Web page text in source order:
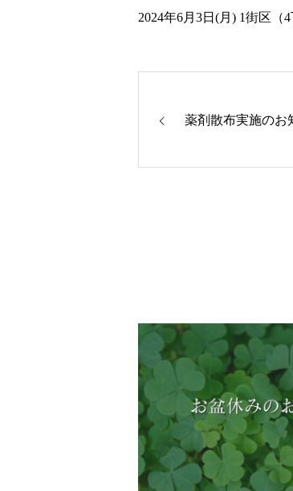
2024年6月3日(月) 1街区
薬剤散布実施のお